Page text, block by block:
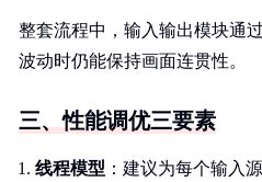
整套流程中，输入输出模块通
波动时仍能保持画面连贯性。
三、性能调优三要素
线程模型 ：建议为每个输入